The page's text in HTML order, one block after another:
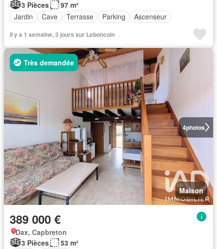
3 Pièces
97 m²
Jardin
Cave Terrasse Parking Ascenseur
Il y a 1 semaine, 3 jours sur Leboncoin
4photos
Très demandée
Maison
389 000 €
Dax, Capbreton
3 Pièces
53 m²